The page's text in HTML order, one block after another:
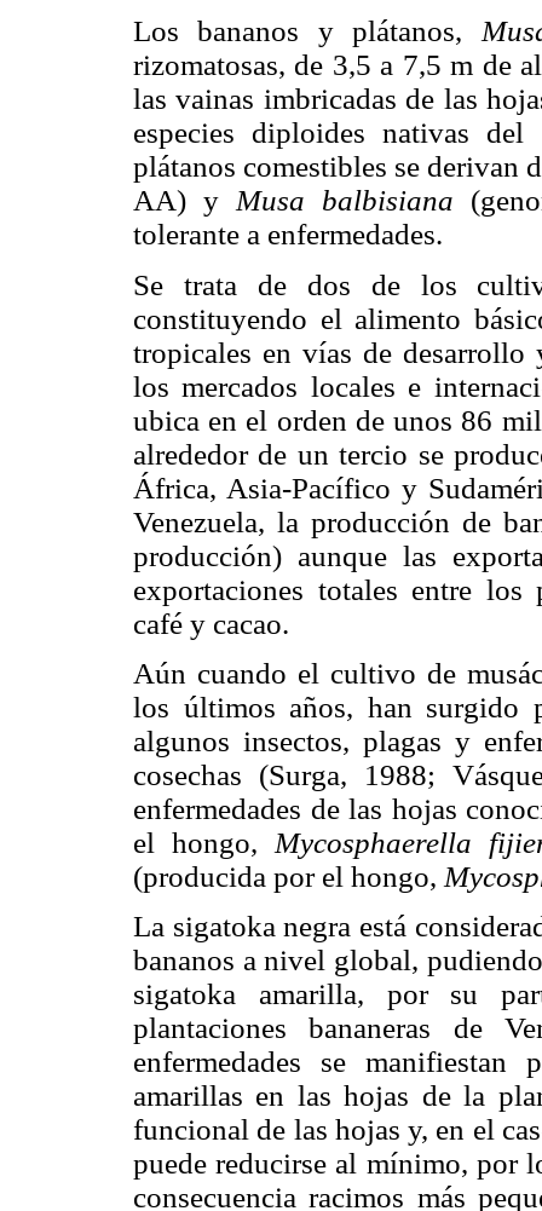
Los bananos y plátanos,
rizomatosas, de 3,5 a 7,5 m de
las vainas imbricadas de las
especies diploides nativas
plátanos comestibles se derivan
AA) y Musa balbisiana
tolerante a enfermedades.
Se trata de dos de los
constituyendo el alimento
tropicales en vías de desarrollo
los mercados locales e
ubica en el orden de unos 86
alrededor de un tercio se
África, Asia-Pacífico y
Venezuela, la producción de
producción) aunque las
exportaciones totales entre
café y cacao.
Aún cuando el cultivo de
los últimos años, han surgido
algunos insectos, plagas y
cosechas (Surga, 1988;
enfermedades de las hojas
el hongo, Mycosphaerella
(producida por el hongo,
La sigatoka negra está
bananos a nivel global,
sigatoka amarilla, por su
plantaciones bananeras de
enfermedades se
amarillas en las hojas de la
funcional de las hojas y, en el
puede reducirse al mínimo, por
consecuencia racimos más